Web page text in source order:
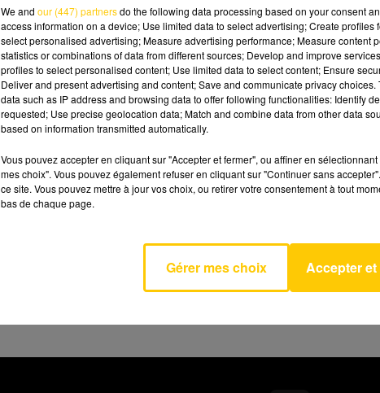
C'est A Qui Le
Tour
MYLENE
AVEYRON NORD
We and our (447) partnersdo the following data processing based on your consent
access information on a device; Use limited data to select advertising; Create
select personalised advertising; Measure advertising performance; Measure content
statistics or combinations of data from different sources; Develop and improve
profiles to select personalised content; Use limited data to select content; Ensure
Deliver and present advertising and content; Save and communicate privacy
data such as IP address and browsing data to offer following functionalities: Identify
requested; Use precise geolocation data; Match and combine data from other data
based on information transmitted automatically.
Vous pouvez accepter en cliquant sur "Accepter et fermer", ou affiner en
mes choix". Vous pouvez également refuser en cliquant sur "Continuer sans
ce site. Vous pouvez mettre à jour vos choix, ou retirer votre consentement à tout
bas de chaque page.
Gérer mes choix Accepter